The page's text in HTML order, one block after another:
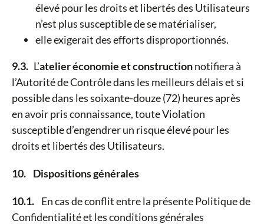
élevé pour les droits et libertés des Utilisateurs
n’est plus susceptible de se matérialiser,
elle exigerait des efforts disproportionnés.
9.3. L’atelier économie et constructionnotifiera à
l’Autorité de Contrôle dans les meilleurs délais et si
possible dans les soixante-douze (72) heures après
en avoir pris connaissance, toute Violation
susceptible d’engendrer un risque élevé pour les
droits et libertés des Utilisateurs.
10. Dispositions générales
10.1. En cas de conflit entre la présente Politique de
Confidentialité et les conditions générales